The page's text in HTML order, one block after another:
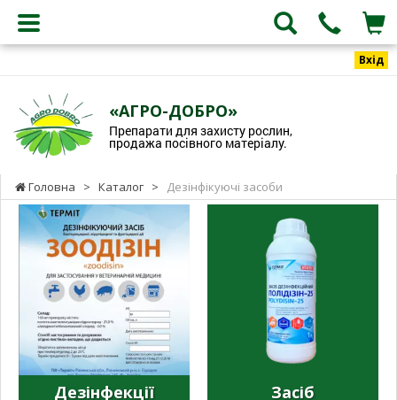
Вхід
«АГРО-ДОБРО»
Препарати для захисту рослин,
продажа посівного матеріалу.
Головна > Каталог > Дезінфікуючі засоби
Дезінфекції Засіб